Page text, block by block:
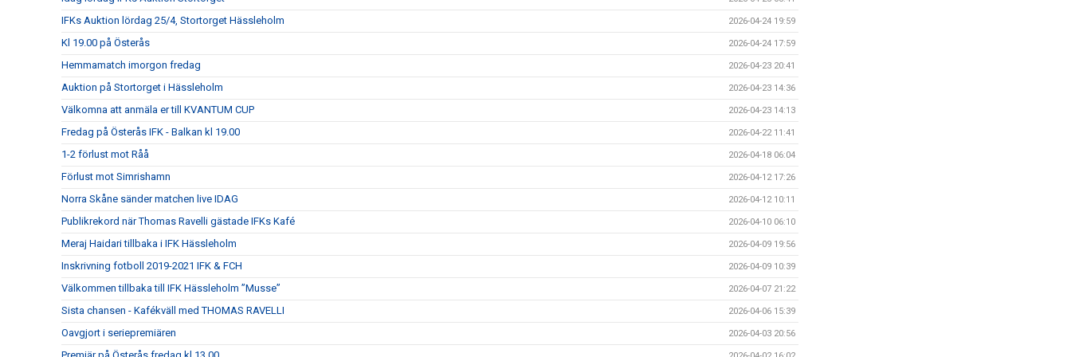
IFKs Auktion lördag 25/4, Stortorget Hässleholm 2026-04-24 19:59
Kl 19.00 på Österås 2026-04-24 17:59
Hemmamatch imorgon fredag 2026-04-23 20:41
Auktion på Stortorget i Hässleholm 2026-04-23 14:36
Välkomna att anmäla er till KVANTUM CUP 2026-04-23 14:13
Fredag på Österås IFK - Balkan kl 19.00 2026-04-22 11:41
1-2 förlust mot Råå 2026-04-18 06:04
Förlust mot Simrishamn 2026-04-12 17:26
Norra Skåne sänder matchen live IDAG 2026-04-12 10:11
Publikrekord när Thomas Ravelli gästade IFKs Kafé 2026-04-10 06:10
Meraj Haidari tillbaka i IFK Hässleholm 2026-04-09 19:56
Inskrivning fotboll 2019-2021 IFK & FCH 2026-04-09 10:39
Välkommen tillbaka till IFK Hässleholm ”Musse” 2026-04-07 21:22
Sista chansen - Kafékväll med THOMAS RAVELLI 2026-04-06 15:39
Oavgjort i seriepremiären 2026-04-03 20:56